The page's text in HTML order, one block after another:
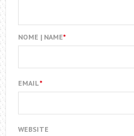
NOME | NAME*
EMAIL*
WEBSITE